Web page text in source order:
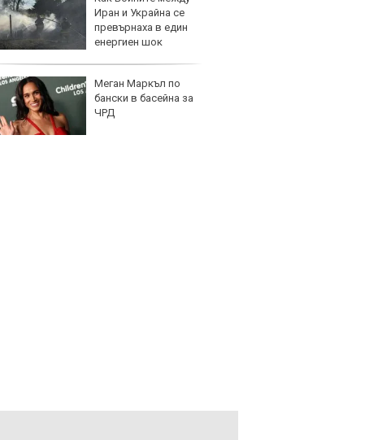
Иран и Украйна се
превърнаха в един
енергиен шок
Меган Маркъл по
бански в басейна за
ЧРД